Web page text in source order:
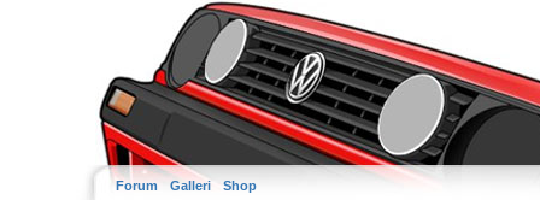
Forum Galleri Shop